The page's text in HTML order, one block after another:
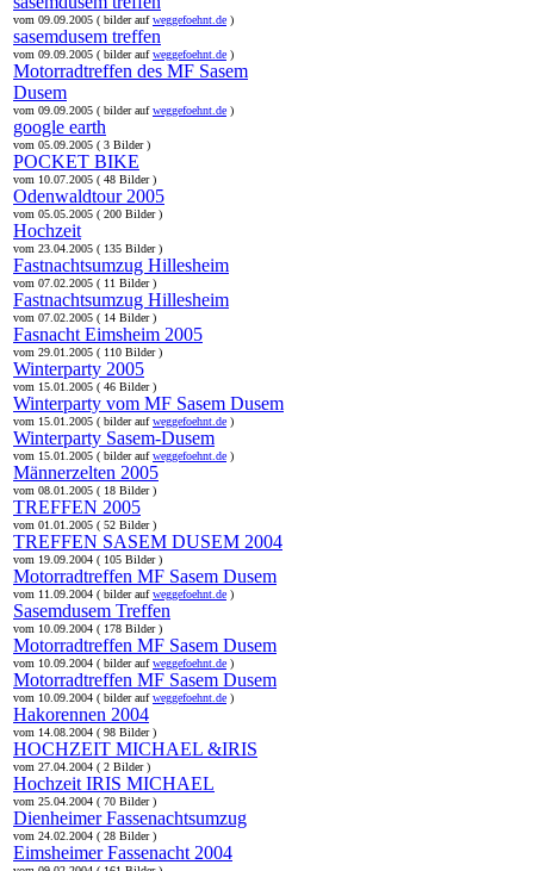
vom 09.09.2005 ( bilder aufweggefoehnt.de )
sasemdusem treffen
vom 09.09.2005 ( bilder aufweggefoehnt.de )
Motorradtreffen des MF Sasem
Dusem
vom 09.09.2005 ( bilder aufweggefoehnt.de )
google earth
vom 05.09.2005 ( 3 Bilder )
POCKET BIKE
vom 10.07.2005 ( 48 Bilder )
Odenwaldtour 2005
vom 05.05.2005 ( 200 Bilder )
Hochzeit
vom 23.04.2005 ( 135 Bilder )
Fastnachtsumzug Hillesheim
vom 07.02.2005 ( 11 Bilder )
Fastnachtsumzug Hillesheim
vom 07.02.2005 ( 14 Bilder )
Fasnacht Eimsheim 2005
vom 29.01.2005 ( 110 Bilder )
Winterparty 2005
vom 15.01.2005 ( 46 Bilder )
Winterparty vom MF Sasem Dusem
vom 15.01.2005 ( bilder aufweggefoehnt.de )
Winterparty Sasem-Dusem
vom 15.01.2005 ( bilder aufweggefoehnt.de )
Männerzelten 2005
vom 08.01.2005 ( 18 Bilder )
TREFFEN 2005
vom 01.01.2005 ( 52 Bilder )
TREFFEN SASEM DUSEM 2004
vom 19.09.2004 ( 105 Bilder )
Motorradtreffen MF Sasem Dusem
vom 11.09.2004 ( bilder aufweggefoehnt.de )
Sasemdusem Treffen
vom 10.09.2004 ( 178 Bilder )
Motorradtreffen MF Sasem Dusem
vom 10.09.2004 ( bilder aufweggefoehnt.de )
Motorradtreffen MF Sasem Dusem
vom 10.09.2004 ( bilder aufweggefoehnt.de )
Hakorennen 2004
vom 14.08.2004 ( 98 Bilder )
HOCHZEIT MICHAEL &IRIS
vom 27.04.2004 ( 2 Bilder )
Hochzeit IRIS MICHAEL
vom 25.04.2004 ( 70 Bilder )
Dienheimer Fassenachtsumzug
vom 24.02.2004 ( 28 Bilder )
Eimsheimer Fassenacht 2004